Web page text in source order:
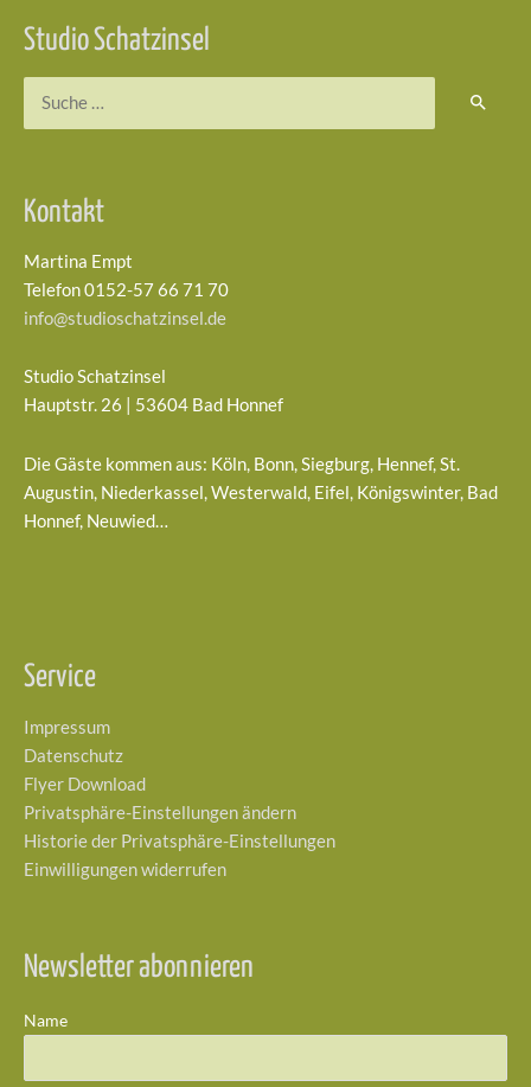
Studio Schatzinsel
Kontakt
Martina Empt
Telefon 0152-57 66 71 70
info@studioschatzinsel.de
Studio Schatzinsel
Hauptstr. 26 | 53604 Bad Honnef
Die Gäste kommen aus: Köln, Bonn, Siegburg, Hennef, St.
Augustin, Niederkassel, Westerwald, Eifel, Königswinter, Bad
Honnef, Neuwied…
Service
Impressum
Datenschutz
Flyer Download
Privatsphäre-Einstellungen ändern
Historie der Privatsphäre-Einstellungen
Einwilligungen widerrufen
Newsletter abonnieren
Name